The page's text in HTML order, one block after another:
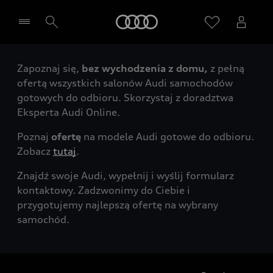
Wybierz Twojego Partnera Audi
Zapoznaj się, bez wychodzenia z domu, z pełną
ofertą wszystkich salonów Audi samochodów
gotowych do odbioru. Skorzystaj z doradztwa
Eksperta Audi Online.
Poznaj ofertę na modele Audi gotowe do odbioru.
Zobacz tutaj.
Znajdź swoje Audi, wypełnij i wyślij formularz
kontaktowy. Zadzwonimy do Ciebie i
przygotujemy najlepszą ofertę na wybrany
samochód.